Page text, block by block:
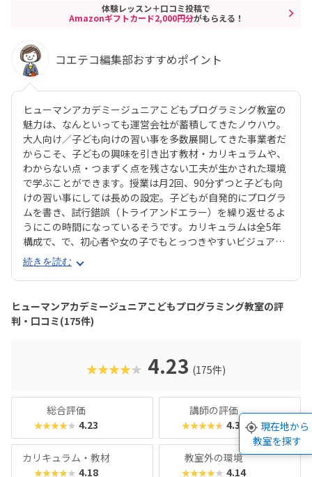
体験レッスン＋口コミ投稿で
Amazonギフトカード2,000円分がもらえる！
コエテコ編集部おすすめポイント
ヒューマンアカデミージュニアこどもプログラミング教室の
魅力は、なんといっても運営会社が蓄積してきたノウハウ。
大人向け／子ども向けの習い事を多数展開してきた事業者だ
からこそ、子どもの興味を引き出す教材・カリキュラムや、
わからない点・つまずく点を残さない工夫が生かされた環境
で学ぶことができます。授業は月2回、90分ずつと子ども向
けの習い事にしては長めの設定。子どもが自発的にプログラ
ムを書き、試行錯誤（トライアンドエラー）を繰り返せるよ
うにこの時間になっているそうです。カリキュラムは全5年
構成で、で、初心者や女の子でもとっつきやすいビジュアル
プログラミングツール「Scratch（スクラッチ）」から初め
て、エンジニアが実際に使用するプログラミング言語「Java
Script」までステップアップすることができます。ベーシッ
クコースではマウス操作など、パソコンの操作自体から学べ
るので、自宅でまったくパソコンをさわったことのないお子
さんでも戸惑うことなく授業に入っていけるでしょう。大学
おきたい」方におすすめのスクールといえます。また、いず
れもヒューマンオリジナルの教材で学べるので、高クオリテ
続きを読む
ヒューマンアカデミージュニアこどもプログラミング教室の評
判・口コミ(175件)
★★★★★ 4.23 (175件)
総合評価
★★★★★ 4.23
講師の評価
★★★★★ 4.39
カリキュラム・教材
★★★★★ 4.18
教室外の環境
★★★★★ 4.14
現在地から
教室を探す